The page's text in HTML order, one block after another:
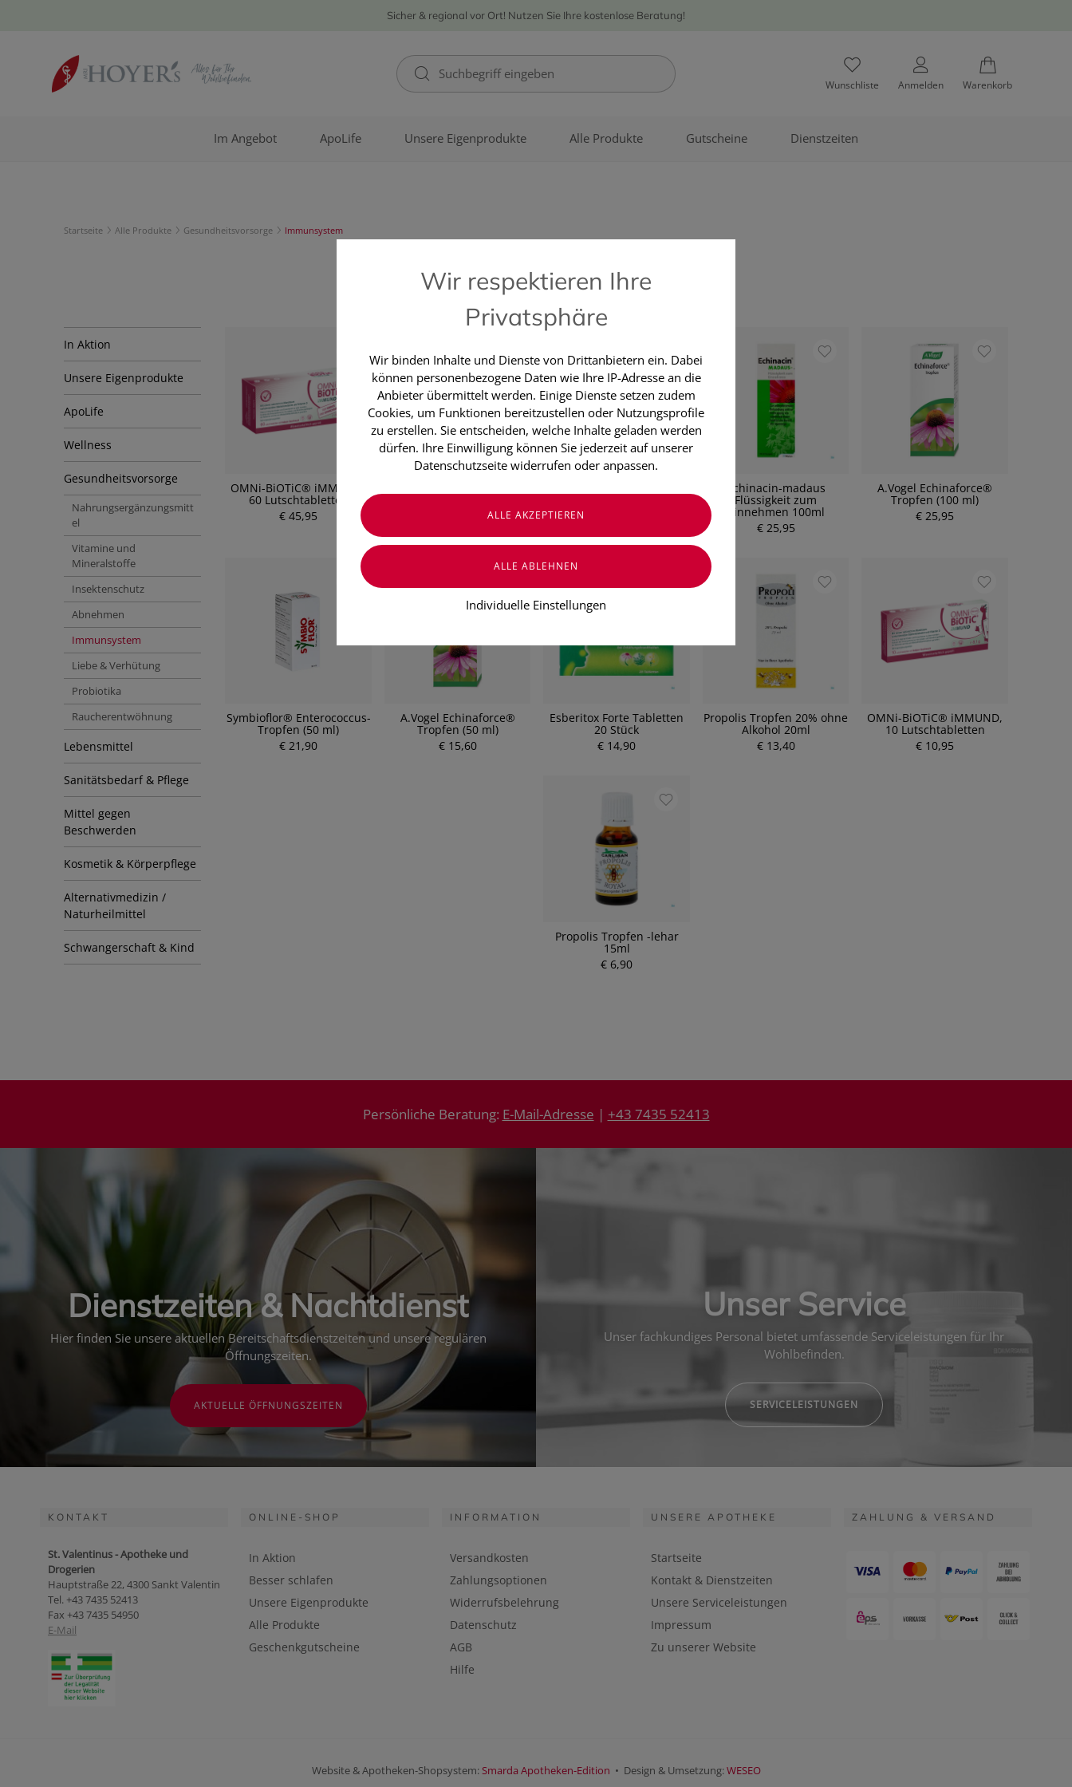
Sicher & regional vor Ort! Nutzen Sie Ihre kostenlose Beratung!
Wunschliste Anmelden Warenkorb
Im Angebot ApoLife Unsere Eigenprodukte Alle Produkte Gutscheine Dienstzeiten
Startseite Alle Produkte Gesundheitsvorsorge Immunsystem
In Aktion
Unsere Eigenprodukte
ApoLife
Wellness
Gesundheitsvorsorge
Nahrungsergänzungsmitt
el
Vitamine und
Mineralstoffe
Insektenschutz
Abnehmen
Immunsystem
Liebe & Verhütung
Probiotika
Raucherentwöhnung
Lebensmittel
Sanitätsbedarf & Pflege
Mittel gegen
Beschwerden
Kosmetik & Körperpflege
Alternativmedizin /
Naturheilmittel
Schwangerschaft & Kind
Immunsystem
OMNi-BiOTiC® iMMUND,
60 Lutschtabletten
€ 45,95
Echinacin-madaus
Flüssigkeit zum
Einnehmen 100ml
€ 25,95
A.Vogel Echinaforce®
Tropfen (100 ml)
€ 25,95
Symbioflor® Enterococcus-
Tropfen (50 ml)
€ 21,90
A.Vogel Echinaforce®
Tropfen (50 ml)
€ 15,60
Esberitox Forte Tabletten
20 Stück
€ 14,90
Propolis Tropfen 20% ohne
Alkohol 20ml
€ 13,40
OMNi-BiOTiC® iMMUND,
10 Lutschtabletten
€ 10,95
Propolis Tropfen -lehar
15ml
€ 6,90
Wir respektieren Ihre
Privatsphäre
Wir binden Inhalte und Dienste von Drittanbietern ein. Dabei
können personenbezogene Daten wie Ihre IP-Adresse an die
Anbieter übermittelt werden. Einige Dienste setzen zudem
Cookies, um Funktionen bereitzustellen oder Nutzungsprofile
zu erstellen. Sie entscheiden, welche Inhalte geladen werden
dürfen. Ihre Einwilligung können Sie jederzeit auf unserer
Datenschutzseite widerrufen oder anpassen.
Individuelle Einstellungen
Persönliche Beratung: E-Mail-Adresse | +43 7435 52413
Dienstzeiten & Nachtdienst
Hier finden Sie unsere aktuellen Bereitschaftsdienstzeiten und unsere regulären
Öffnungszeiten.
AKTUELLE ÖFFNUNGSZEITEN
Unser Service
Unser fachkundiges Personal bietet umfassende Serviceleistungen für Ihr
Wohlbefinden.
SERVICELEISTUNGEN
KONTAKT
St. Valentinus - Apotheke und
Drogerien
Hauptstraße 22, 4300 Sankt Valentin
Tel. +43 7435 52413
Fax +43 7435 54950
E-Mail
ONLINE-SHOP
In Aktion
Besser schlafen
Unsere Eigenprodukte
Alle Produkte
Geschenkgutscheine
INFORMATION
Versandkosten
Zahlungsoptionen
Widerrufsbelehrung
Datenschutz
AGB
Hilfe
UNSERE APOTHEKE
Startseite
Kontakt & Dienstzeiten
Unsere Serviceleistungen
Impressum
Zu unserer Website
ZAHLUNG & VERSAND
Website & Apotheken-Shopsystem:Smarda Apotheken-Edition • Design & Umsetzung:WESEO